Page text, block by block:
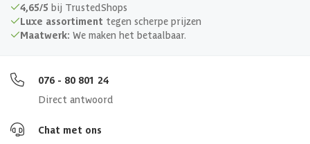
4,65/5 bij TrustedShops
Luxe assortiment tegen scherpe prijzen
Maatwerk: We maken het betaalbaar.
076 - 80 801 24
Direct antwoord
Chat met ons